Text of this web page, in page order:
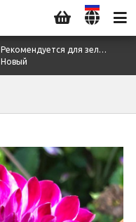
Рекомендуется для зелени
Новый